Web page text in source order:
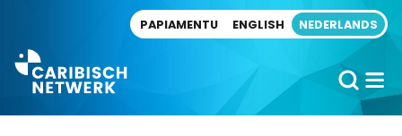
PAPIAMENTU ENGLISH NEDERLANDS